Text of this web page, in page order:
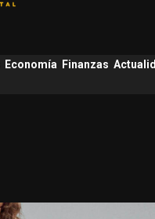
Economía Finanzas